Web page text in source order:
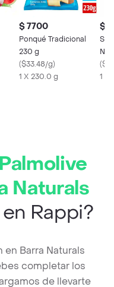
$ 7700
Ponqué Tradicional
230 g
($33.48/g)
1 X 230.0 g
$
mL
(
1 X
Palmolive
Naturals
en Rappi?
en Barra Naturals
completar los
de llevarte